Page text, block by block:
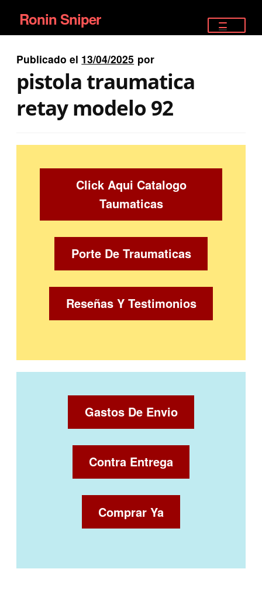
Ir
a
la
navegación
Ir
al
contenido
Ronin Sniper
EQUIPAMIENTO ÉLITE
Publicado el 13/04/2025 por
pistola traumatica
retay modelo 92
Click Aqui Catalogo
Taumaticas
Porte De Traumaticas
Reseñas Y Testimonios
Gastos De Envio
Contra Entrega
Comprar Ya